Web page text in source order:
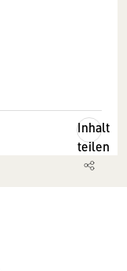
Inhalt
teilen